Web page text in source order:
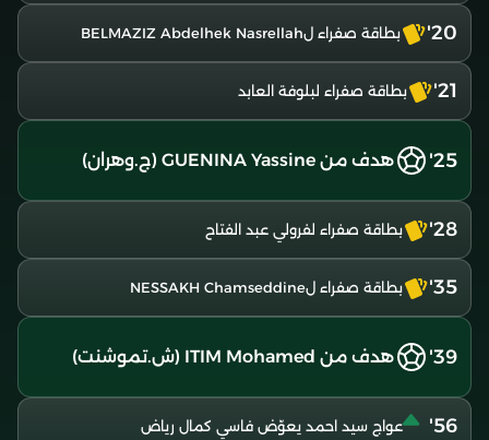
20' بطاقة صفراء لBELMAZIZ Abdelhek Nasrellah
21' بطاقة صفراء لبلوفة العابد
25' هدف من GUENINA Yassine (ج.وهران)
28' بطاقة صفراء لفرولي عبد الفتاح
35' بطاقة صفراء لNESSAKH Chamseddine
39' هدف من ITIM Mohamed (ش.تموشنت)
56' عواج سيد احمد يعوّض فاسي كمال رياض